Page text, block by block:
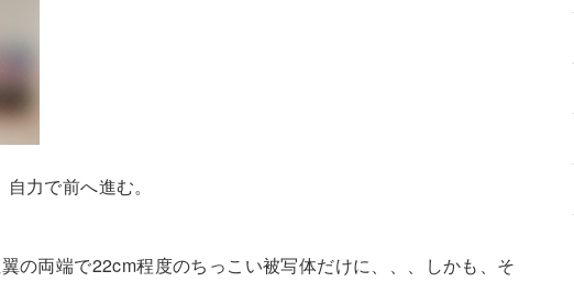
力で前へ進む。
の両端で22cm程度のちっこい被写体だけに、、、しかも、そ